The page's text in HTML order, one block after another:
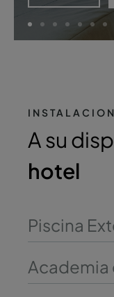
A su
hotel
Piscina
Academia